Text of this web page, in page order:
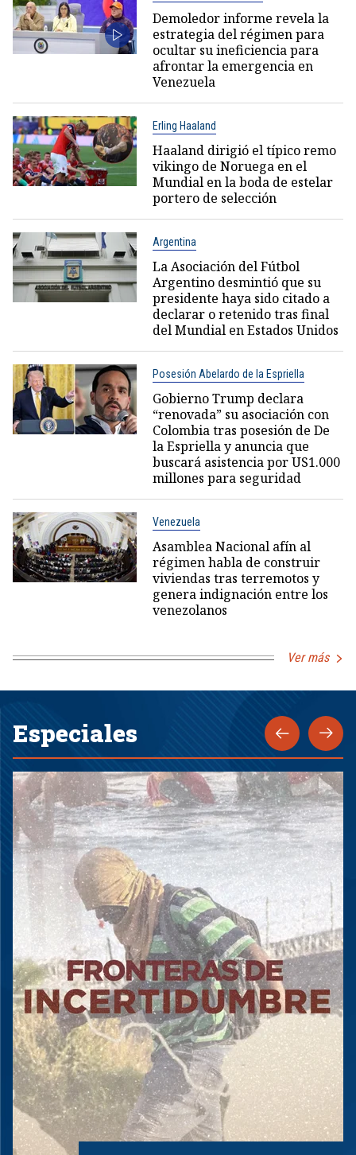
Demoledor informe revela la
estrategia del régimen para
ocultar su ineficiencia para
afrontar la emergencia en
Venezuela
Erling Haaland
Haaland dirigió el típico remo
vikingo de Noruega en el
Mundial en la boda de estelar
portero de selección
Argentina
La Asociación del Fútbol
Argentino desmintió que su
presidente haya sido citado a
declarar o retenido tras final
del Mundial en Estados Unidos
Posesión Abelardo de la Espriella
Gobierno Trump declara
“renovada” su asociación con
Colombia tras posesión de De
la Espriella y anuncia que
buscará asistencia por US1.000
millones para seguridad
Venezuela
Asamblea Nacional afín al
régimen habla de construir
viviendas tras terremotos y
genera indignación entre los
venezolanos
Ver más
Especiales